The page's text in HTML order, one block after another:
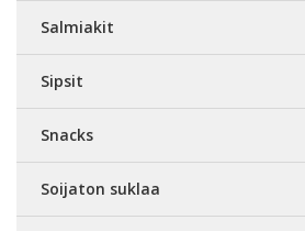
Salmiakit
Sipsit
Snacks
Soijaton suklaa